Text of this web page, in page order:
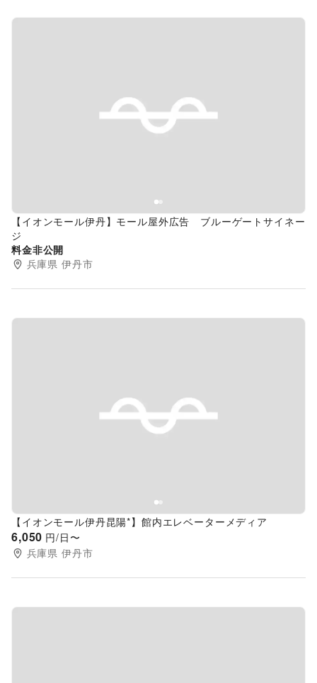
Previous slide
【イオンモール伊丹】モール屋外広告 ブルーゲートサイネー
ジ
料金非公開
兵庫県 伊丹市
Previous slide
【イオンモール伊丹昆陽*】館内エレベーターメディア
6,050 円/日〜
兵庫県 伊丹市